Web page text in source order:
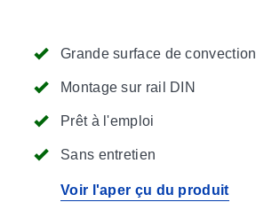
Grande surface de convection
Montage sur rail DIN
Prêt à l'emploi
Sans entretien
Voir l'aper çu du produit